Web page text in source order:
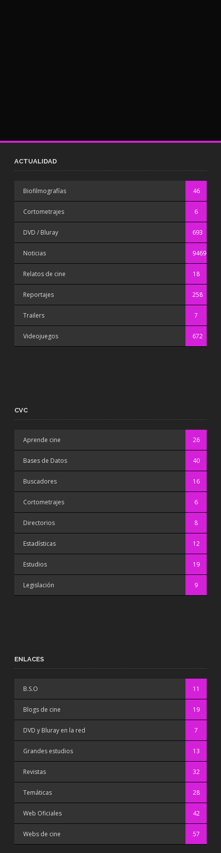
ACTUALIDAD
Biofilmografías 46
Cortometrajes 6
DVD / Bluray 693
Noticias 9469
Relatos de cine 18
Reportajes 258
Trailers 7
Videojuegos 672
CVC
Aprende cine 26
Bases de Datos 40
Buscadores 16
Cortometrajes 6
Directorios 8
Estadísticas 12
Estudios 19
Legislación 9
ENLACES
B.S.O 11
Blogs de cine 19
DVD y Bluray en la red 7
Grandes estudios 13
Revistas 32
Temáticas 28
Web Oficiales 42
Webs de cine 57